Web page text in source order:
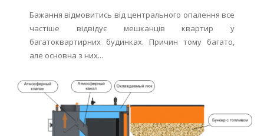
Бажання відмовитись від центрального опалення все
частіше відвідує мешканців квартир у
багатоквартирних будинках. Причин тому багато,
але основна з них...